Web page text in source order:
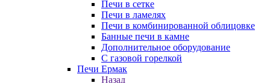
Печи в сетке
Печи в ламелях
Печи в комбинированной облицовке
Банные печи в камне
Дополнительное оборудование
С газовой горелкой
Печи Ермак
Назад